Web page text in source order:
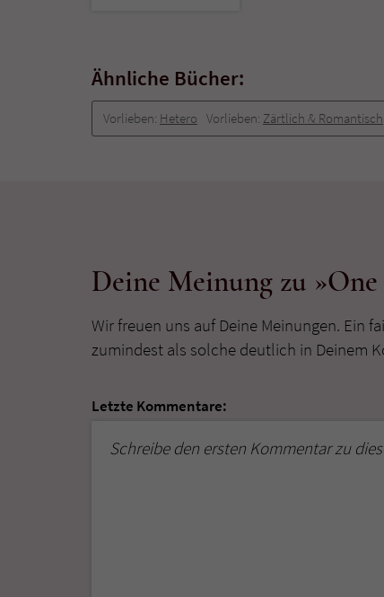
Ähnliche Bücher:
Vorlieben: Hetero Vorlieben: Zärtlich & Romantisch
Deine Meinung zu »One
Wir freuen uns auf Deine Meinungen. Ein
zumindest als solche deutlich in Deinem
Letzte Kommentare:
Schreibe den ersten Kommentar zu